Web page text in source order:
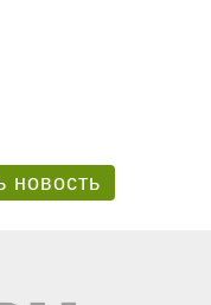
новость